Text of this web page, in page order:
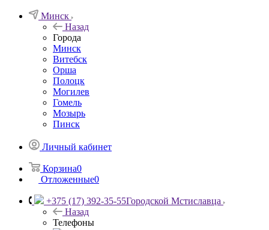
Минск
Назад
Города
Минск
Витебск
Орша
Полоцк
Могилев
Гомель
Мозырь
Пинск
Личный кабинет
Корзина0
Отложенные0
+375 (17) 392-35-55Городской Мстиславца
Назад
Телефоны